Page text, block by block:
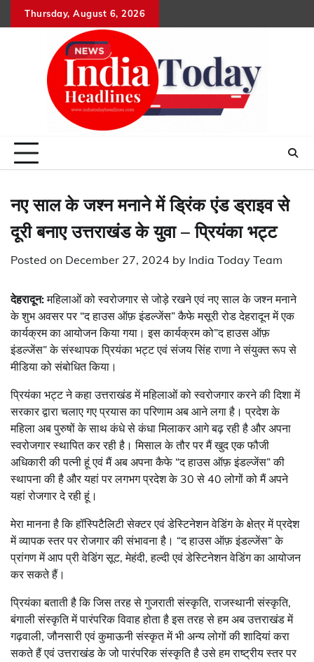
to
Thursday, August 6, 2026
नए साल के जश्न मनाने में ड्रिंक एंड ड्राइव से
दूरी बनाए उत्तराखंड के युवा – प्रियंका भट्ट
Posted on December 27, 2024 by India Today Team
देहरादून:महिलाओं को स्वरोजगार से जोड़े रखने एवं नए साल के जश्न मनाने
के शुभ अवसर पर “द हाउस ऑफ़ इंडल्जेंस” कैफे मसूरी रोड देहरादून में एक
कार्यक्रम का आयोजन किया गया। इस कार्यक्रम को”द हाउस ऑफ़
इंडल्जेंस” के संस्थापक प्रियंका भट्ट एवं संजय सिंह राणा ने संयुक्त रूप से
मीडिया को संबोधित किया।
प्रियंका भट्ट ने कहा उत्तराखंड में महिलाओं को स्वरोजगार करने की दिशा में
सरकार द्वारा चलाए गए प्रयास का परिणाम अब आने लगा है। प्रदेश के
महिला अब पुरुषों के साथ कंधे से कंधा मिलाकर आगे बढ़ रही है और अपना
स्वरोजगार स्थापित कर रही है। मिसाल के तौर पर मैं खुद एक फौजी
अधिकारी की पत्नी हूं एवं मैं अब अपना कैफे “द हाउस ऑफ़ इंडल्जेंस” की
स्थापना की है और यहां पर लगभग प्रदेश के 30 से 40 लोगों को मैं अपने
यहां रोजगार दे रही हूं।
मेरा मानना है कि हॉस्पिटैलिटी सेक्टर एवं डेस्टिनेशन वेडिंग के क्षेत्र में प्रदेश
में व्यापक स्तर पर रोजगार की संभावना है। “द हाउस ऑफ़ इंडल्जेंस” के
प्रांगण में आप प्री वेडिंग सूट, मेहंदी, हल्दी एवं डेस्टिनेशन वेडिंग का आयोजन
कर सकते हैं।
प्रियंका बताती है कि जिस तरह से गुजराती संस्कृति, राजस्थानी संस्कृति,
बंगाली संस्कृति में पारंपरिक विवाह होता है इस तरह से हम अब उत्तराखंड में
गढ़वाली, जौनसारी एवं कुमाऊनी संस्कृत में भी अन्य लोगों की शादियां करा
सकते हैं एवं उत्तराखंड के जो पारंपरिक संस्कृति है उसे हम राष्ट्रीय स्तर पर